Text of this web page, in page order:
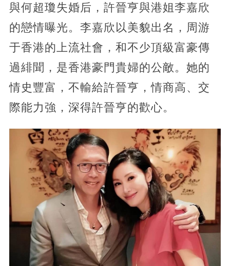
與何超瓊失婚后，許晉亨與港姐李嘉欣
的戀情曝光。李嘉欣以美貌出名，周游
于香港的上流社會，和不少頂級富豪傳
過緋聞，是香港豪門貴婦的公敵。她的
情史豐富，不輸給許晉亨，情商高、交
際能力強，深得許晉亨的歡心。